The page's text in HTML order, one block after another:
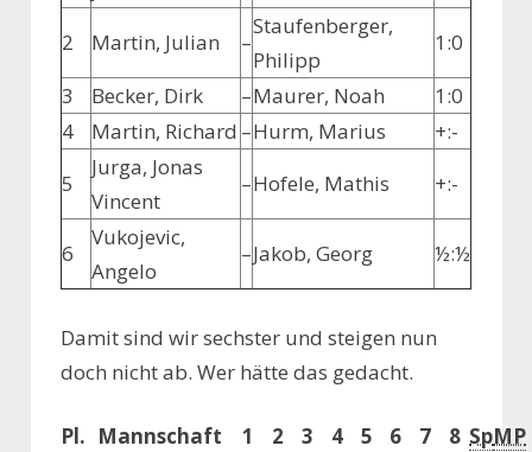
2
Martin, Julian –
Staufenberger,
Philipp
1:0
3
Becker, Dirk –Maurer, Noah
1:0
4
Martin, Richard –Hurm, Marius
+:-
5
Jurga, Jonas
Vincent
–Hofele, Mathis +:-
6
Vukojevic,
Angelo
–Jakob, Georg ½:½
Damit sind wir sechster und steigen nun
doch nicht ab. Wer hätte das gedacht.
Pl. Mannschaft 1 2 3 4 5 6 7 8 SpMP